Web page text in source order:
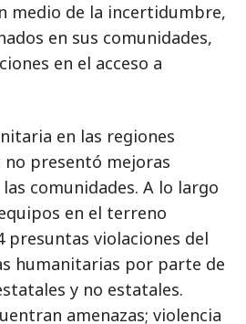
medio de la incertidumbre,
en sus comunidades,
en el acceso a
en las regiones
presentó mejoras
comunidades. A lo largo
en el terreno
presuntas violaciones del
humanitarias por parte de
y no estatales.
amenazas; violencia